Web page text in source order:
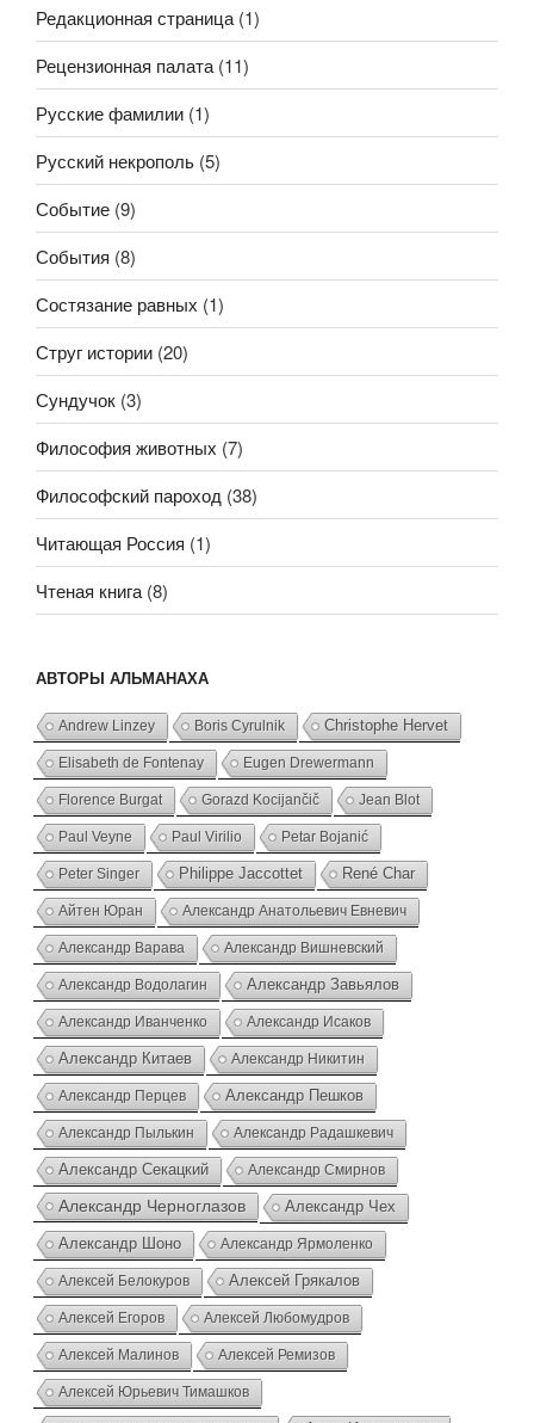
Редакционная страница (1)
Рецензионная палата (11)
Русские фамилии (1)
Русский некрополь (5)
Событие (9)
События (8)
Состязание равных (1)
Струг истории (20)
Сундучок (3)
Философия животных (7)
Философский пароход (38)
Читающая Россия (1)
Чтеная книга (8)
АВТОРЫ АЛЬМАНАХА
Andrew Linzey Boris Cyrulnik Christophe Hervet
Elisabeth de Fontenay Eugen Drewermann
Florence Burgat Gorazd Kocijančič Jean Blot
Paul Veyne Paul Virilio Petar Bojanić
Peter Singer Philippe Jaccottet René Char
Айтен Юран Александр Анатольевич Евневич
Александр Варава Александр Вишневский
Александр Водолагин Александр Завьялов
Александр Иванченко Александр Исаков
Александр Китаев Александр Никитин
Александр Перцев Александр Пешков
Александр Пылькин Александр Радашкевич
Александр Секацкий Александр Смирнов
Александр Черноглазов Александр Чех
Александр Шоно Александр Ярмоленко
Алексей Белокуров Алексей Грякалов
Алексей Егоров Алексей Любомудров
Алексей Малинов Алексей Ремизов
Алексей Юрьевич Тимашков